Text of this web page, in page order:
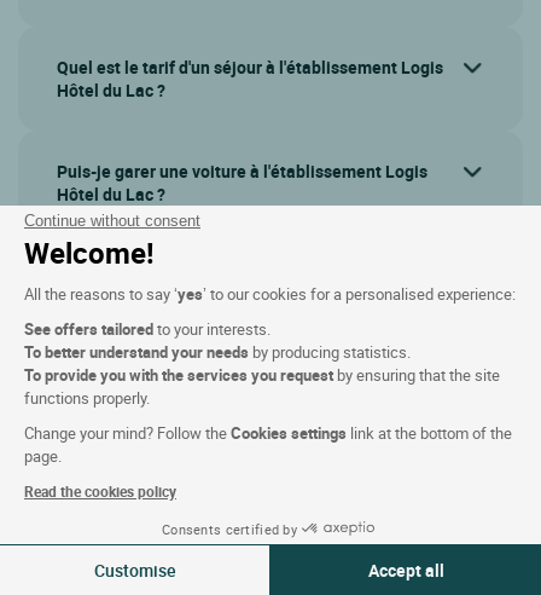
Continue without consent
Welcome!
All the reasons to say ‘yes’ to our cookies for a personalised experience:
See offers tailoredto your interests.
To better understand your needs by producing statistics.
To provide you with the services you request by ensuring that the site
functions properly.
Change your mind? Follow theCookies settings link at the bottom of the
page.
Read the cookies policy
Consents certified by
Customise Accept all
06-07 Jui 2026
2 voyageurs | 1 chambre
Quel est le tarif d'un séjour à l'établissement Logis
Hôtel du Lac ?
Puis-je garer une voiture à l'établissement Logis
Hôtel du Lac ?
l'établissement Logis Hôtel du Lac ?
Afficher plus de questions